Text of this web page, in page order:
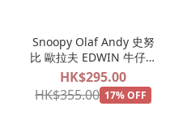
Snoopy Olaf Andy 史努
比 歐拉夫 EDWIN 牛仔褲
系列 公仔掛飾 娃娃玩偶吊
飾 【2027年1月預訂商
品】
HK$295.00
HK$355.00 17% OFF